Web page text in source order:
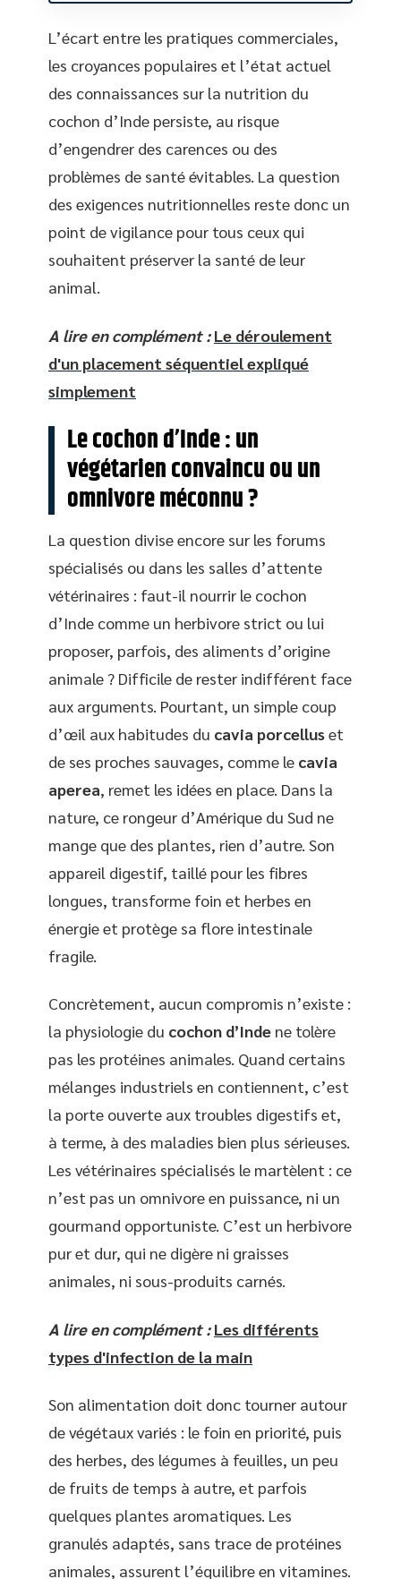
L’écart entre les pratiques commerciales,
les croyances populaires et l’état actuel
des connaissances sur la nutrition du
cochon d’Inde persiste, au risque
d’engendrer des carences ou des
problèmes de santé évitables. La question
des exigences nutritionnelles reste donc un
point de vigilance pour tous ceux qui
souhaitent préserver la santé de leur
animal.
A lire en complément : Le déroulement
d'un placement séquentiel expliqué
simplement
Le cochon d’Inde : un
végétarien convaincu ou un
omnivore méconnu ?
La question divise encore sur les forums
spécialisés ou dans les salles d’attente
vétérinaires : faut-il nourrir le cochon
d’Inde comme un herbivore strict ou lui
proposer, parfois, des aliments d’origine
animale ? Difficile de rester indifférent face
aux arguments. Pourtant, un simple coup
d’œil aux habitudes du cavia porcelluset
de ses proches sauvages, comme le cavia
aperea, remet les idées en place. Dans la
nature, ce rongeur d’Amérique du Sud ne
mange que des plantes, rien d’autre. Son
appareil digestif, taillé pour les fibres
longues, transforme foin et herbes en
énergie et protège sa flore intestinale
fragile.
Concrètement, aucun compromis n’existe :
la physiologie du cochon d’Inde ne tolère
pas les protéines animales. Quand certains
mélanges industriels en contiennent, c’est
la porte ouverte aux troubles digestifs et,
à terme, à des maladies bien plus sérieuses.
Les vétérinaires spécialisés le martèlent : ce
n’est pas un omnivore en puissance, ni un
gourmand opportuniste. C’est un herbivore
pur et dur, qui ne digère ni graisses
animales, ni sous-produits carnés.
A lire en complément : Les différents
types d'infection de la main
Son alimentation doit donc tourner autour
de végétaux variés : le foin en priorité, puis
des herbes, des légumes à feuilles, un peu
de fruits de temps à autre, et parfois
quelques plantes aromatiques. Les
granulés adaptés, sans trace de protéines
animales, assurent l’équilibre en vitamines.